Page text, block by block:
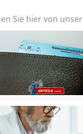
Sie hier von